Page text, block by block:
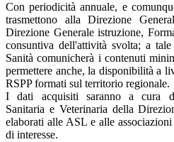
Con periodicità annuale, e
trasmettono alla Direzione
Direzione Generale istruzione,
consuntiva dell'attività svolta; a
Sanità comunicherà i contenuti
permettere anche, la disponibilità a
RSPP formati sul territorio regionale.
I dati acquisiti saranno a cura
Sanitaria e Veterinaria della
elaborati alle ASL e alle
di interesse.